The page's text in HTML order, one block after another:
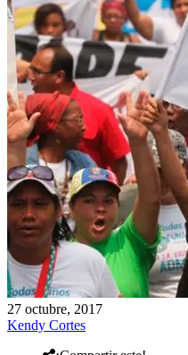
27 octubre, 2017
Kendy Cortes